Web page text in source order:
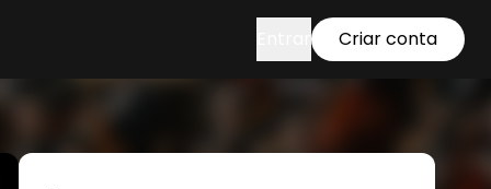
Criar conta